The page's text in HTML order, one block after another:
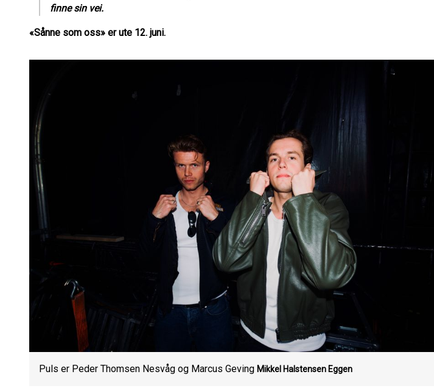
finne sin vei.
«Sånne som oss» er ute 12. juni.
Puls er Peder Thomsen Nesvåg og Marcus Geving Mikkel Halstensen Eggen